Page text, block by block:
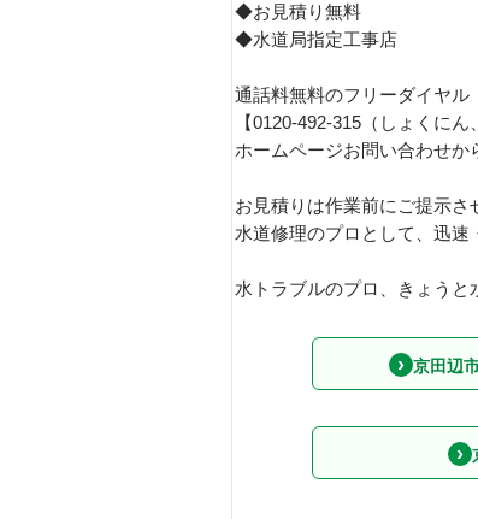
◆お見積り無料
◆水道局指定工事店
通話料無料のフリーダイヤル
【0120-492-315（しょくに
ホームページお問い合わせか
お見積りは作業前にご提示さ
水道修理のプロとして、迅速
水トラブルのプロ、きょう
京田辺